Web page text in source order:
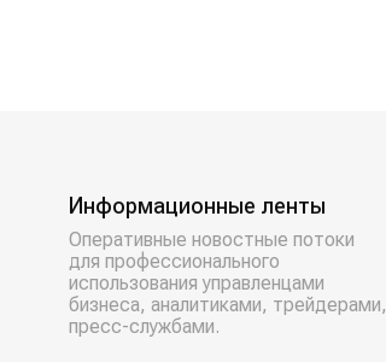
Информационные ленты
Оперативные новостные потоки
для профессионального
использования управленцами
бизнеса, аналитиками, трейдерами,
пресс-службами.